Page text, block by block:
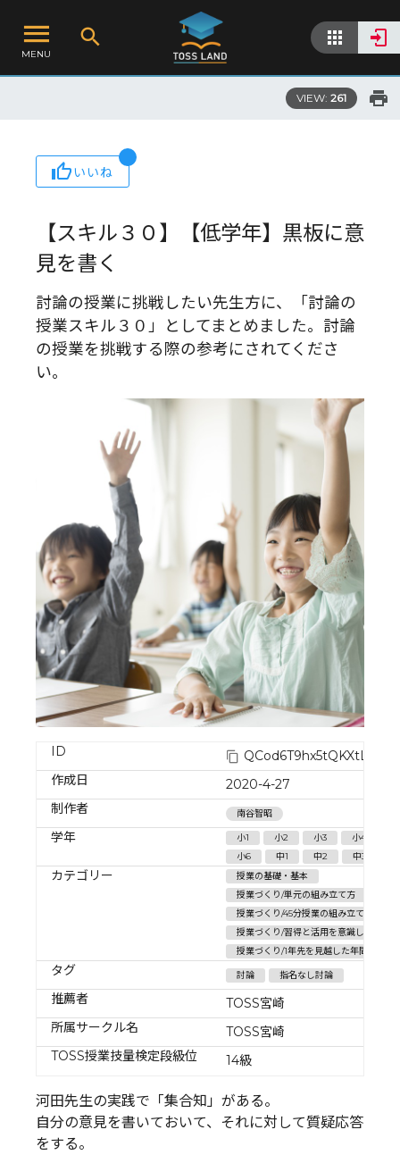
MENU
VIEW: 261
いいね
【スキル３０】【低学年】黒板に意
見を書く
討論の授業に挑戦したい先生方に、「討論の
授業スキル３０」としてまとめました。討論
の授業を挑戦する際の参考にされてくださ
い。
ID
作成日
2020-4-27
制作者
南谷智昭
学年 小1 小2 小3 小4
小6
中1 中2 中3
カテゴリー
授業の基礎・基本
授業づくり/単元の組み立て方
授業づくり/45分授業の組み立て方
授業づくり/習得と活用を意識した授業
授業づくり/1年先を見越した年間授業計
タグ 討論 指名なし討論
推薦者
TOSS宮崎
所属サークル名
TOSS宮崎
TOSS授業技量検定段級位
14級
河田先生の実践で「集合知」がある。
自分の意見を書いておいて、それに対して質疑応答
をする。